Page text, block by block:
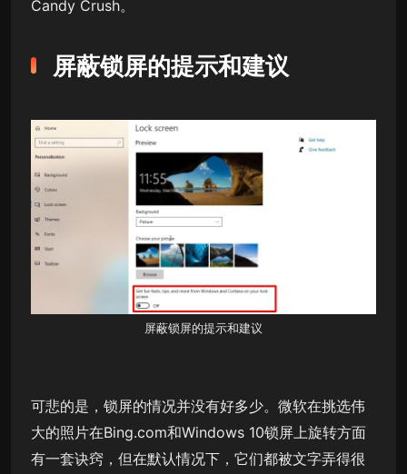
Candy Crush。
屏蔽锁屏的提示和建议
屏蔽锁屏的提示和建议
可悲的是，锁屏的情况并没有好多少。微软在挑选伟
大的照片在Bing.com和Windows 10锁屏上旋转方面
有一套诀窍，但在默认情况下，它们都被文字弄得很